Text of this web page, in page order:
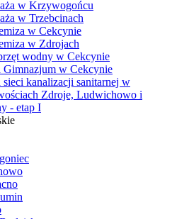
w Krzywogońcu
w Trzebcinach
w Cekcynie
w Zdrojach
wodny w Cekcynie
Gimnazjum w Cekcynie
kanalizacji sanitarnej w
Zdroje, Ludwichowo i
- etap I